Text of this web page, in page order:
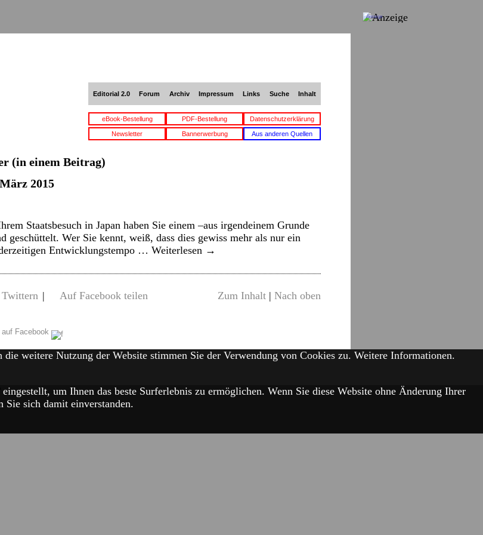
Editorial 2.0 Forum Archiv Impressum Links Suche Inhalt
eBook-Bestellung PDF-Bestellung Datenschutzerklärung
Newsletter Bannerwerbung Aus anderen Quellen
(in einem Beitrag)
2015
Staatsbesuch in Japan haben Sie einem –aus irgendeinem Grunde
geschüttelt. Wer Sie kennt, weiß, dass dies gewiss mehr als nur ein
Entwicklungstempo … Weiterlesen →
Twittern | Auf Facebook teilen Zum Inhalt | Nach oben
Facebook
Anzeige
weitere Nutzung der Website stimmen Sie der Verwendung von Cookies zu. Weitere Informationen.
um Ihnen das beste Surferlebnis zu ermöglichen. Wenn Sie diese Website ohne Änderung Ihrer
sich damit einverstanden.